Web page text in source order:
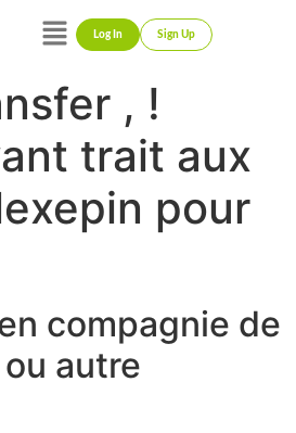
Log In Sign Up
, !
trait aux
pour
compagnie de
autre